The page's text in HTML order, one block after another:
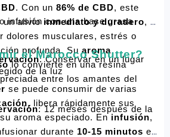
infusión con una base grasa
: Conservar en un lugar
de la luz
: 12 meses después de la
. Con un 86% de CBD, este
un alivio inmediato y duradero,
dolores musculares, estrés o
profunda. Su aroma
lo convierte en una resina
el Marocco Shutter?
se puede consumir de varias
, libera rápidamente sus
aroma especiado. En infusión,
durante 10-15 minutos en